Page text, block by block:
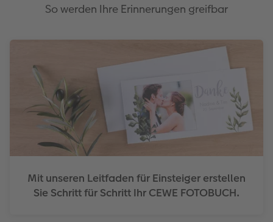
So werden Ihre Erinnerungen greifbar
Mit unseren Leitfaden für Einsteiger erstellen
Sie Schritt für Schritt Ihr CEWE FOTOBUCH.